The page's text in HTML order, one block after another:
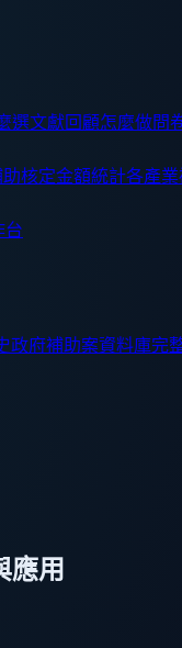
選文獻回顧怎麼做問
助核定金額統計各產
台
政府補助案資料庫完
應用